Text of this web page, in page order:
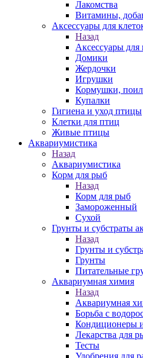
Лакомства
Витамины,
Аксессуары для
Назад
Аксессуары
Домики
Жердочки
Игрушки
Кормушки,
Купалки
Гигиена и уход птицы
Клетки для птиц
Живые птицы
Аквариумистика
Назад
Аквариумистика
Корм для рыб
Назад
Корм для рыб
Замороженный
Сухой
Грунты и субстраты
Назад
Грунты и
Грунты
Питательные
Аквариумная химия
Назад
Аквариумная
Борьба с
Кондиционеры
Лекарства для
Тесты
Удобрения для